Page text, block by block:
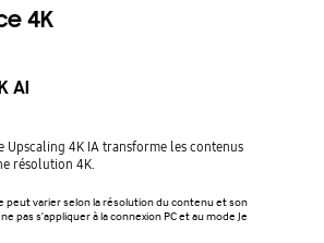
4K
AI
Upscaling 4K IA transforme les contenus
résolution 4K.
peut varier selon la résolution du contenu et son
pas s'appliquer à la connexion PC et au mode Je